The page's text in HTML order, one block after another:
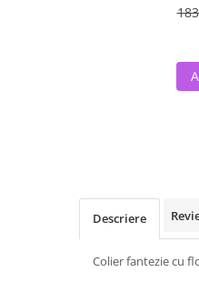
Descriere
Colier fantezie cu